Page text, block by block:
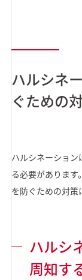
ハルシネ
ぐための
ハルシネーション
る必要がありま
を防ぐための対策
ハルシ
周知す